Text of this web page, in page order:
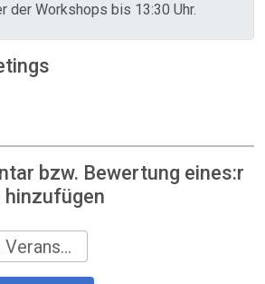
der Workshops bis 13:30 Uhr.
bzw. Bewertung eines:r
hinzufügen
PIN-Code vom Veranstalter